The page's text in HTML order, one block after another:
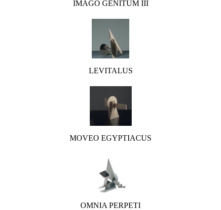
IMAGO GENITUM III
LEVITALUS
MOVEO EGYPTIACUS
OMNIA PERPETI